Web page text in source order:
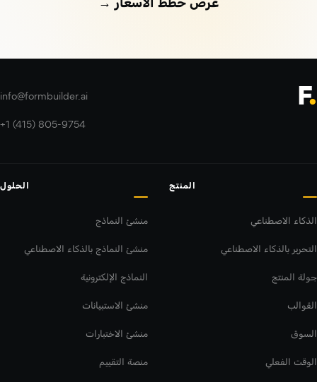
info@formbuilder.ai
+1 (415) 805-9754
المنتج
الذكاء الاصطناعي
التحرير بالذكاء الاصطناعي
جولة المنتج
القوالب
السوق
الوقت الفعلي
الحلول
منشئ النماذج
منشئ النماذج بالذكاء الاصطناعي
النماذج الإلكترونية
منشئ الاستبيانات
منشئ الاختبارات
منصة التقييم